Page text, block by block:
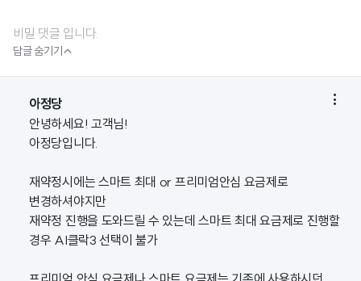
비밀 댓글 입니다.
답글 숨기기
아정당 
안녕하세요! 고객님!
아정당입니다.
재약정시에는 스마트 최대 or 프리미엄안심 요금제로
변경하셔야지만
재약정 진행을 도와드릴 수 있는데 스마트 최대 요금제로 진행할
경우 AI클락3 선택이 불가